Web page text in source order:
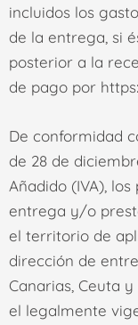
incluidos los
de la entrega, si
posterior a la
de pago por
De conformidad
de 28 de
Añadido (IVA),
entrega y/o
el territorio de
dirección de
Canarias, Ceuta
el legalmente